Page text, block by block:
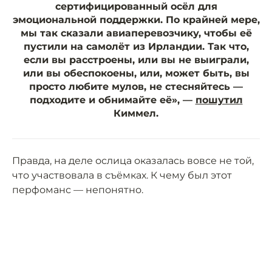
сертифицированный осёл для
эмоциональной поддержки. По крайней мере,
мы так сказали авиаперевозчику, чтобы её
пустили на самолёт из Ирландии. Так что,
если вы расстроены, или вы не выиграли,
или вы обеспокоены, или, может быть, вы
просто любите мулов, не стесняйтесь —
подходите и обнимайте её», — пошутил
Киммел.
Правда, на деле ослица оказалась вовсе не той,
что участвовала в съёмках. К чему был этот
перфоманс — непонятно.